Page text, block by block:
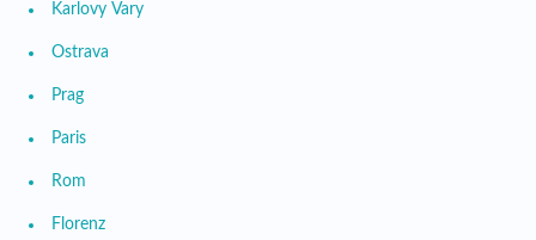
Karlovy Vary
Ostrava
Prag
Paris
Rom
Florenz